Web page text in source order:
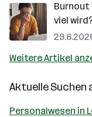
Burnout
viel
Weitere Artikel
Aktuelle Suchen
Personalwesen in